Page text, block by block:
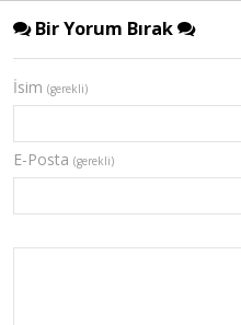
Bir Yorum Bırak
İsim (gerekli)
E-Posta (gerekli)